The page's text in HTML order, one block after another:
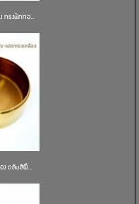
ทรงฟักทอ...
ง ตลับสีผึ...